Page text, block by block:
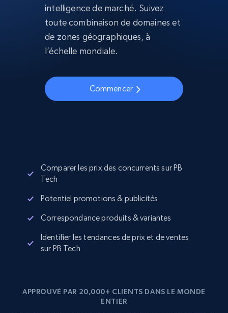
intelligence de marché. Suivez
toute combinaison de domaines et
de zones géographiques, à
l’échelle mondiale.
Commencer
Comparer les prix des concurrents sur PB
Tech
Potentiel promotions & publicités
Correspondance produits & variantes
Identifier les tendances de prix et de ventes
sur PB Tech
APPROUVÉ PAR 20,000+ CLIENTS DANS LE MONDE
ENTIER